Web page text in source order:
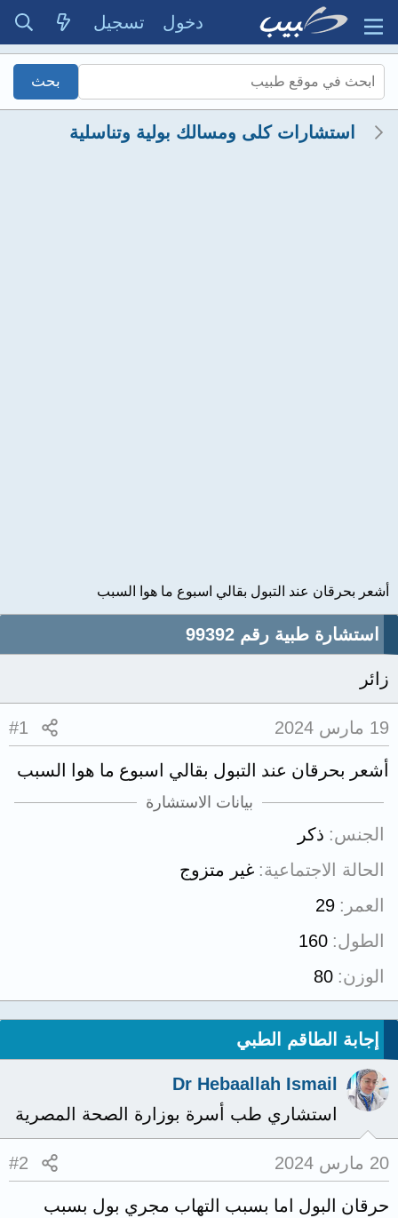
دخول تسجيل
استشارات كلى ومسالك بولية وتناسلية
أشعر بحرقان عند التبول بقالي اسبوع ما هوا السبب
استشارة طبية رقم 99392
زائر
19 مارس 2024 #1
أشعر بحرقان عند التبول بقالي اسبوع ما هوا السبب
بيانات الاستشارة
الجنس ذكر
الحالة الاجتماعية غير متزوج
العمر
29
الطول 160
الوزن 80
إجابة الطاقم الطبي
Dr Hebaallah Ismail
استشاري طب أسرة بوزارة الصحة المصرية
20 مارس 2024 #2
حرقان البول اما بسبب التهاب مجري بول بسبب